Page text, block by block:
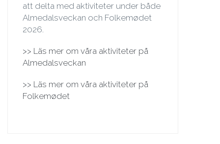
att delta med aktiviteter under både
Almedalsveckan och Folkemødet
2026.
>> Läs mer om våra aktiviteter på
Almedalsveckan
>> Läs mer om våra aktiviteter på
Folkemødet